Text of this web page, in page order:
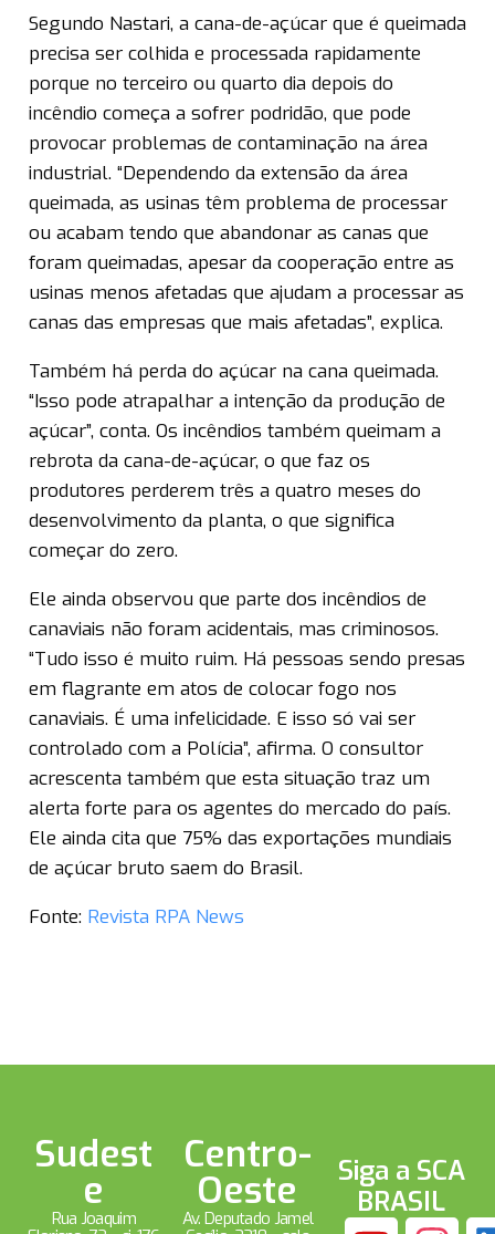
Segundo Nastari, a cana-de-açúcar que é queimada
precisa ser colhida e processada rapidamente
porque no terceiro ou quarto dia depois do
incêndio começa a sofrer podridão, que pode
provocar problemas de contaminação na área
industrial. “Dependendo da extensão da área
queimada, as usinas têm problema de processar
ou acabam tendo que abandonar as canas que
foram queimadas, apesar da cooperação entre as
usinas menos afetadas que ajudam a processar as
canas das empresas que mais afetadas”, explica.
Também há perda do açúcar na cana queimada.
“Isso pode atrapalhar a intenção da produção de
açúcar”, conta. Os incêndios também queimam a
rebrota da cana-de-açúcar, o que faz os
produtores perderem três a quatro meses do
desenvolvimento da planta, o que significa
começar do zero.
Ele ainda observou que parte dos incêndios de
canaviais não foram acidentais, mas criminosos.
“Tudo isso é muito ruim. Há pessoas sendo presas
em flagrante em atos de colocar fogo nos
canaviais. É uma infelicidade. E isso só vai ser
controlado com a Polícia”, afirma. O consultor
acrescenta também que esta situação traz um
alerta forte para os agentes do mercado do país.
Ele ainda cita que 75% das exportações mundiais
de açúcar bruto saem do Brasil.
Fonte: Revista RPA News
Sudest
e
Rua Joaquim
Centro-
Oeste
Av. Deputado Jamel
Siga a SCA
BRASIL